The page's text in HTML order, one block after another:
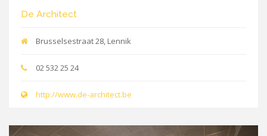
De Architect
Brusselsestraat 28, Lennik
02 532 25 24
http://www.de-architect.be